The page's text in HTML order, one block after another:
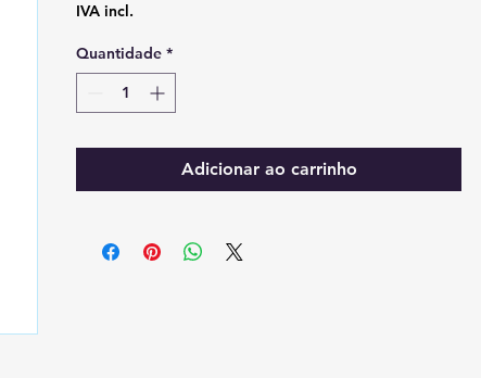
IVA incl.
Quantidade *
Adicionar ao carrinho